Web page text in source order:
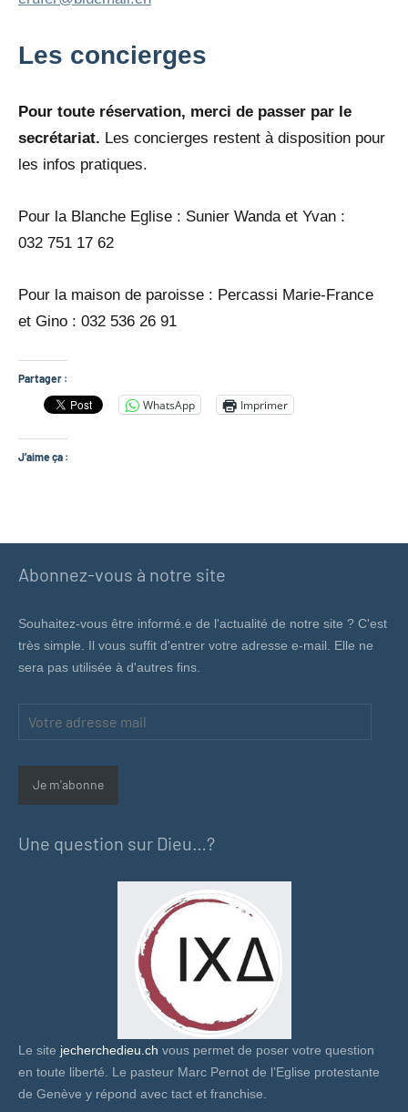
Les concierges
Pour toute réservation, merci de passer par le
secrétariat. Les concierges restent à disposition pour
les infos pratiques.
Pour la Blanche Eglise : Sunier Wanda et Yvan :
032 751 17 62
Pour la maison de paroisse : Percassi Marie-France
et Gino : 032 536 26 91
Partager :
WhatsApp Imprimer
J’aime ça :
Abonnez-vous à notre site
Souhaitez-vous être informé.e de l'actualité de notre site ? C'est
très simple. Il vous suffit d'entrer votre adresse e-mail. Elle ne
sera pas utilisée à d'autres fins.
Je m'abonne
Une question sur Dieu…?
Le site jecherchedieu.ch vous permet de poser votre question
en toute liberté. Le pasteur Marc Pernot de l’Eglise protestante
de Genève y répond avec tact et franchise.